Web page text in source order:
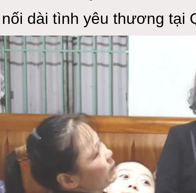
nối dài tình yêu thương tại